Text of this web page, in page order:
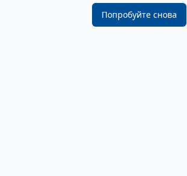
Попробуйте снова